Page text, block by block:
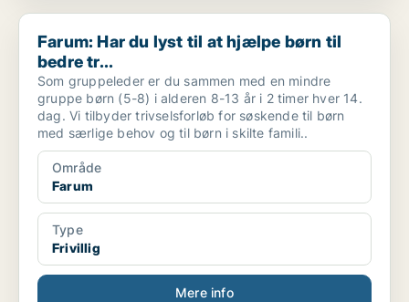
Farum: Har du lyst til at hjælpe børn til bedre tr...
Farum: Har du lyst til at hjælpe børn til
bedre tr...
Som gruppeleder er du sammen med en mindre
gruppe børn (5-8) i alderen 8-13 år i 2 timer hver 14.
dag. Vi tilbyder trivselsforløb for søskende til børn
med særlige behov og til børn i skilte famili..
Område
Farum
Type
Frivillig
Mere info